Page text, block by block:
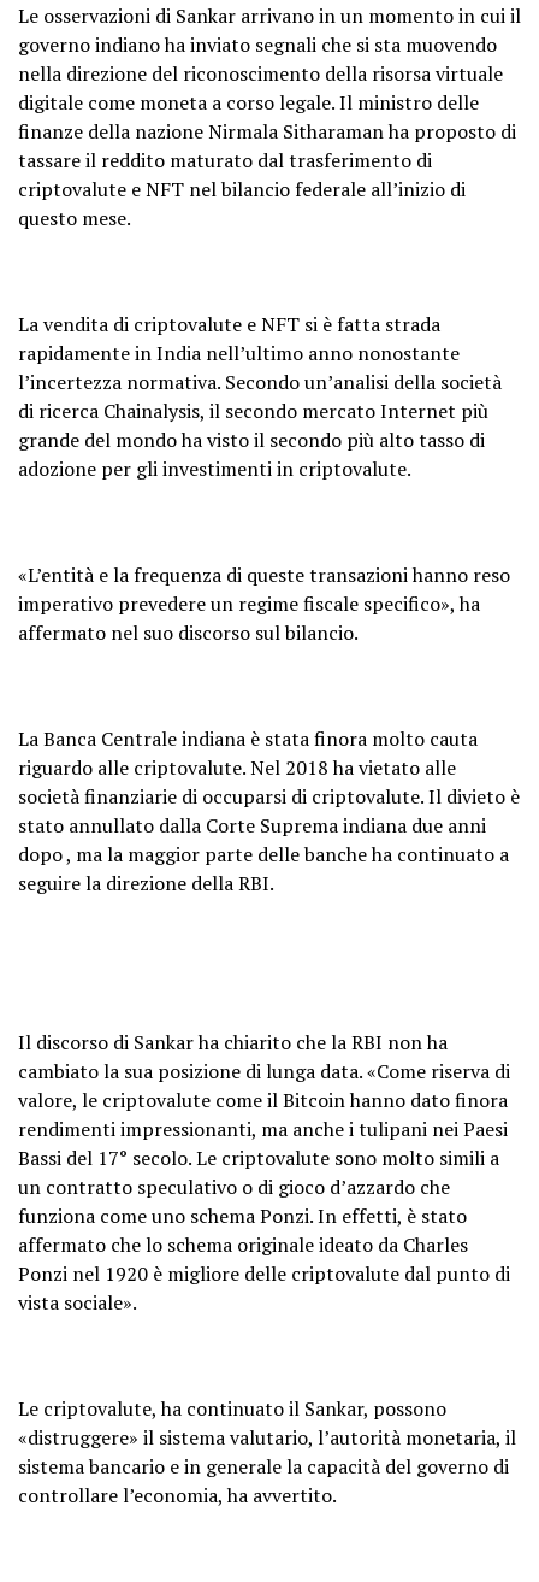
Le osservazioni di Sankar arrivano in un momento in cui il
governo indiano ha inviato segnali che si sta muovendo
nella direzione del riconoscimento della risorsa virtuale
digitale come moneta a corso legale. Il ministro delle
finanze della nazione Nirmala Sitharaman ha proposto di
tassare il reddito maturato dal trasferimento di
criptovalute e NFT nel bilancio federale all’inizio di
questo mese.
La vendita di criptovalute e NFT si è fatta strada
rapidamente in India nell’ultimo anno nonostante
l’incertezza normativa. Secondo un’analisi della società
di ricerca Chainalysis, il secondo mercato Internet più
grande del mondo ha visto il secondo più alto tasso di
adozione per gli investimenti in criptovalute.
«L’entità e la frequenza di queste transazioni hanno reso
imperativo prevedere un regime fiscale specifico», ha
affermato nel suo discorso sul bilancio.
La Banca Centrale indiana è stata finora molto cauta
riguardo alle criptovalute. Nel 2018 ha vietato alle
società finanziarie di occuparsi di criptovalute. Il divieto è
stato annullato dalla Corte Suprema indiana due anni
dopo, ma la maggior parte delle banche ha continuato a
seguire la direzione della RBI.
Il discorso di Sankar ha chiarito che la RBI non ha
cambiato la sua posizione di lunga data. «Come riserva di
valore, le criptovalute come il Bitcoin hanno dato finora
rendimenti impressionanti, ma anche i tulipani nei Paesi
Bassi del 17° secolo. Le criptovalute sono molto simili a
un contratto speculativo o di gioco d’azzardo che
funziona come uno schema Ponzi. In effetti, è stato
affermato che lo schema originale ideato da Charles
Ponzi nel 1920 è migliore delle criptovalute dal punto di
vista sociale».
Le criptovalute, ha continuato il Sankar, possono
«distruggere» il sistema valutario, l’autorità monetaria, il
sistema bancario e in generale la capacità del governo di
controllare l’economia, ha avvertito.